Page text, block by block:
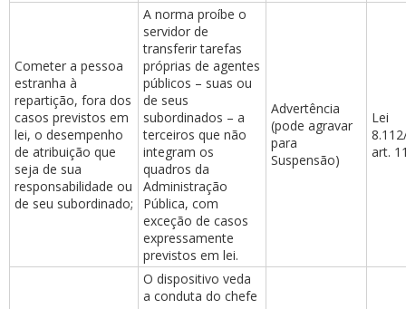
Cometer a pessoa
estranha à
repartição, fora dos
casos previstos em
lei, o desempenho
de atribuição que
seja de sua
responsabilidade ou
de seu subordinado;
A norma proíbe o
servidor de
transferir tarefas
próprias de agentes
públicos – suas ou
de seus
subordinados – a
terceiros que não
integram os
quadros da
Administração
Pública, com
exceção de casos
expressamente
previstos em lei.
Advertência
(pode agravar
para
Suspensão)
Lei
art.
O dispositivo veda
a conduta do chefe